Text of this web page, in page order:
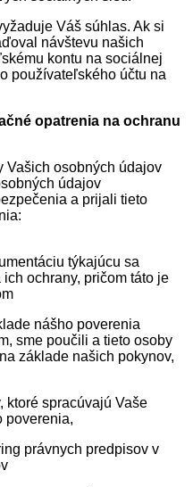
Váš súhlas. Ak si
návštevu našich
kontu na sociálnej
používateľského účtu na
opatrenia na ochranu
Vašich osobných údajov
údajov
a prijali tieto
týkajúcu sa
ochrany, pričom táto je
nášho poverenia
sme poučili a tieto osoby
základe našich pokynov,
ktoré spracúvajú Vaše
poverenia,
právnych predpisov v